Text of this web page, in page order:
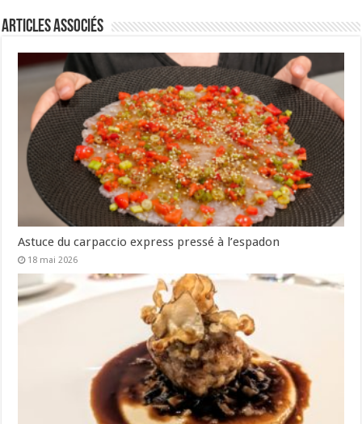
Articles associés
Astuce du carpaccio express pressé à l’espadon
18 mai 2026